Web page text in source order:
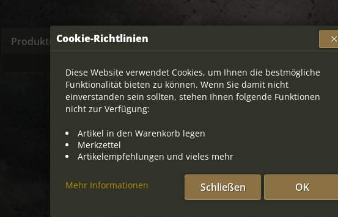
Produkte von Victrix
Cookie-Richtlinien
Diese Website verwendet Cookies, um Ihnen die bestmögliche
Funktionalität bieten zu können. Wenn Sie damit nicht
einverstanden sein sollten, stehen Ihnen folgende Funktionen
nicht zur Verfügung:
Artikel in den Warenkorb legen
Merkzettel
Artikelempfehlungen und vieles mehr
Mehr Informationen OK
Schließen